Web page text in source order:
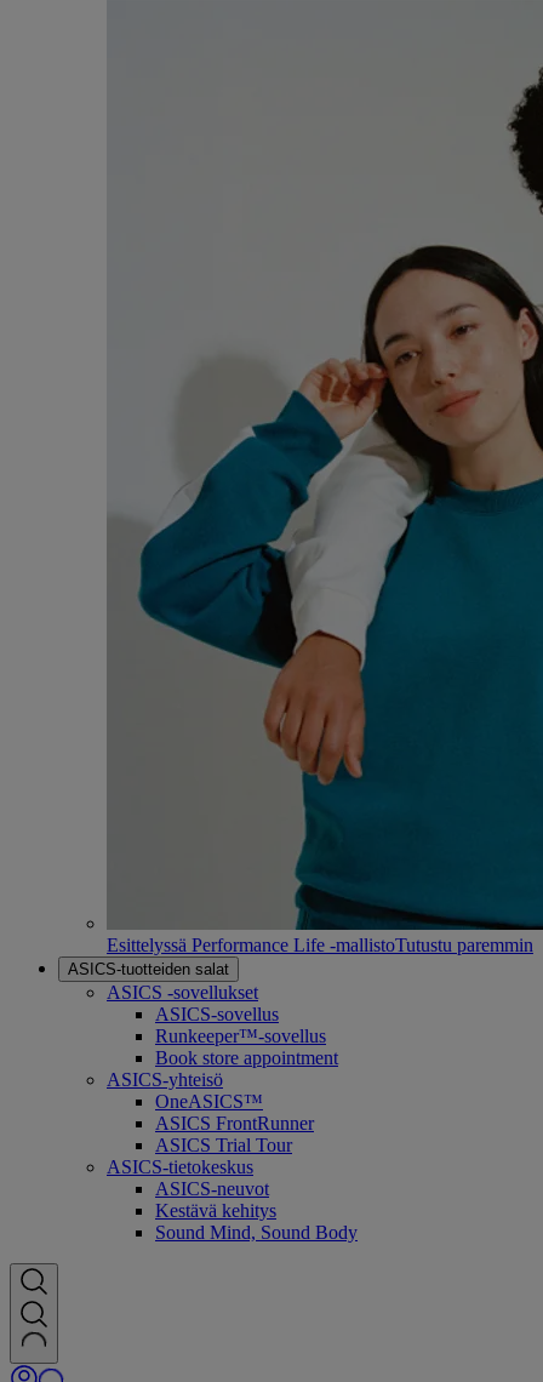
Esittelyssä Performance Life -mallistoTutustu paremmin
ASICS-tuotteiden salat
ASICS -sovellukset
ASICS-sovellus
Runkeeper™-sovellus
Book store appointment
ASICS-yhteisö
OneASICS™
ASICS FrontRunner
ASICS Trial Tour
ASICS-tietokeskus
ASICS-neuvot
Kestävä kehitys
Sound Mind, Sound Body